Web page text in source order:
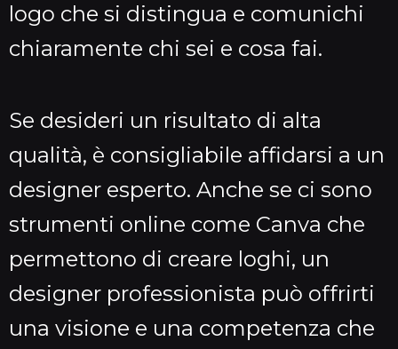
logo che si distingua e comunichi
chiaramente chi sei e cosa fai.
Se desideri un risultato di alta
qualità, è consigliabile affidarsi a un
designer esperto. Anche se ci sono
strumenti online come Canva che
permettono di creare loghi, un
designer professionista può offrirti
una visione e una competenza che